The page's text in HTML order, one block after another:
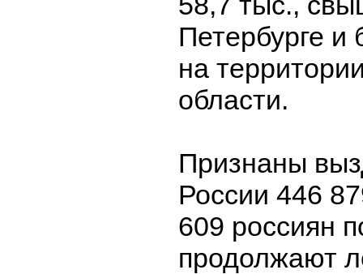
Петербурге
на
области.
Признаны
России 446
609 россиян
продолжают